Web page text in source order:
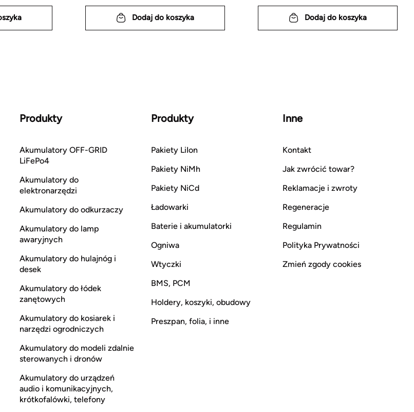
Dodaj do koszyka Dodaj do koszyka
Produkty
Akumulatory OFF-GRID
LiFePo4
Akumulatory do
elektronarzędzi
Akumulatory do odkurzaczy
Akumulatory do lamp
awaryjnych
Akumulatory do hulajnóg i
desek
Akumulatory do łódek
zanętowych
Akumulatory do kosiarek i
narzędzi ogrodniczych
Akumulatory do modeli zdalnie
sterowanych i dronów
Akumulatory do urządzeń
audio i komunikacyjnych,
krótkofalówki, telefony
Produkty
Pakiety LiIon
Pakiety NiMh
Pakiety NiCd
Ładowarki
Baterie i akumulatorki
Ogniwa
Wtyczki
BMS, PCM
Holdery, koszyki, obudowy
Preszpan, folia, i inne
Inne
Kontakt
Jak zwrócić towar?
Reklamacje i zwroty
Regeneracje
Regulamin
Polityka Prywatności
Zmień zgody cookies